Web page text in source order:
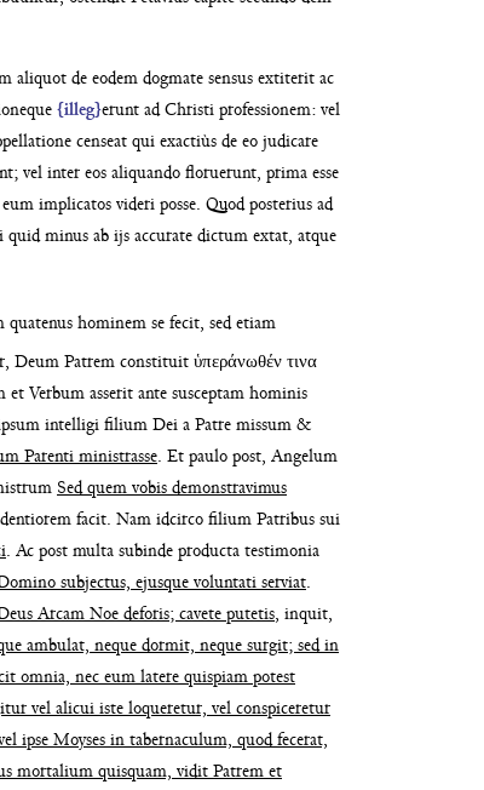
aliquot de eodem dogmate sensus extiterit ac
{illeg}erunt ad Christi professionem: vel
censeat qui exactiùs de eo judicare
vel inter eos aliquando floruerunt, prima esse
eum implicatos videri posse. Quod posterius ad
quid minus ab ijs accurate dictum extat, atque
quatenus hominem se fecit, sed etiam
Deum Patrem constituit ὑπεράνωθέν τινα
et Verbum asserit ante susceptam hominis
intelligi filium Dei a Patre missum &
Parenti ministrasse. Et paulo post, Angelum
Sed quem vobis demonstravimus
dentiorem facit. Nam idcirco filium Patribus sui
. Ac post multa subinde producta testimonia
subjectus, ejusque voluntati serviat.
Arcam Noe deforis; cavete putetis, inquit,
ambulat, neque dormit, neque surgit; sed in
omnia, nec eum latere quispiam potest
vel alicui iste loqueretur, vel conspiceretur
ipse Moyses in tabernaculum, quod fecerat,
mortalium quisquam, vidit Patrem et